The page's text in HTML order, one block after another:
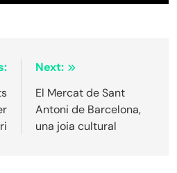
Next:
El Mercat de Sant
Antoni de Barcelona,
una joia cultural